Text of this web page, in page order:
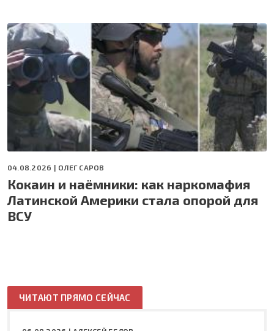
04.08.2026 | ОЛЕГ САРОВ
Кокаин и наёмники: как наркомафия
Латинской Америки стала опорой для
ВСУ
ЧИТАЮТ ПРЯМО СЕЙЧАС